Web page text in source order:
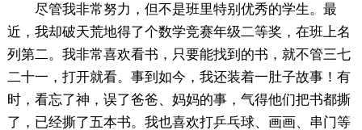
尽管我非常努力，但不是班里特别优秀的学生。最
近，我却破天荒地得了个数学竞赛年级二等奖，在班上名
列第二。我非常喜欢看书，只要能找到的书，就不管三七
二十一，打开就看。事到如今，我还装着一肚子故事！有
时，看忘了神，误了爸爸、妈妈的事，气得他们把书都撕
了，已经撕了五本书。我也喜欢打乒乓球、画画、串门等